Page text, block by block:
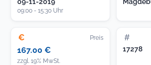
09:00 - 15:30 Uhr
€ Preis
167.00 €
zzgl. 19% MwSt.
#
17278